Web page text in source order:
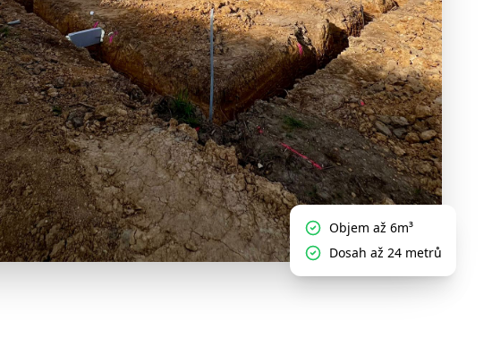
Objem až 6m³
Dosah až 24 metrů